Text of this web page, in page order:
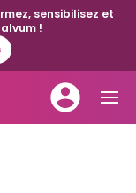
sensibilisez et
!